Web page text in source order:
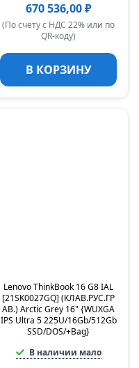
670 536,00 ₽
(По счету с НДС 22% или по
QR-коду)
В КОРЗИНУ
Lenovo ThinkBook 16 G8 IAL
[21SK0027GQ] (КЛАВ.РУС.ГР
АВ.) Arctic Grey 16" {WUXGA
IPS Ultra 5 225U/16Gb/512Gb
SSD/DOS/+Bag}
В наличии мало